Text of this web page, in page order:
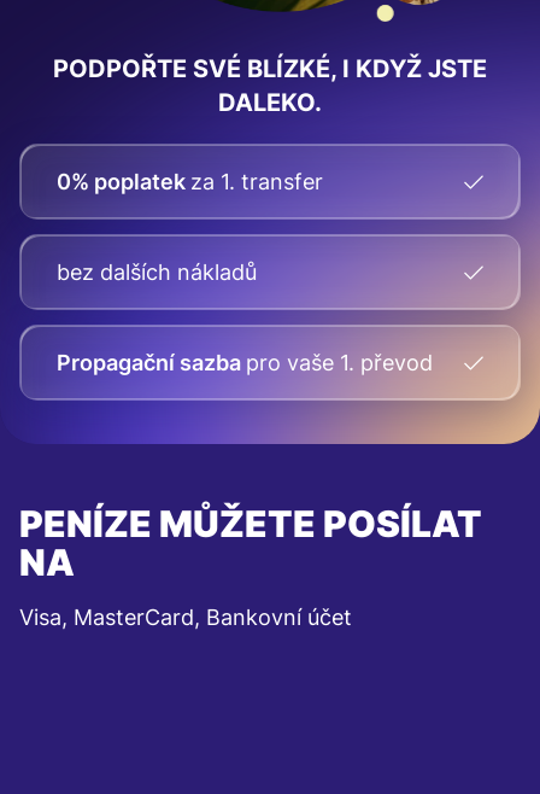
PODPOŘTE SVÉ BLÍZKÉ, I KDYŽ JSTE
DALEKO.
0% poplatek za 1. transfer
bez dalších nákladů
Propagační sazba pro vaše 1. převod
PENÍZE MŮŽETE POSÍLAT
NA
Visa, MasterCard, Bankovní účet